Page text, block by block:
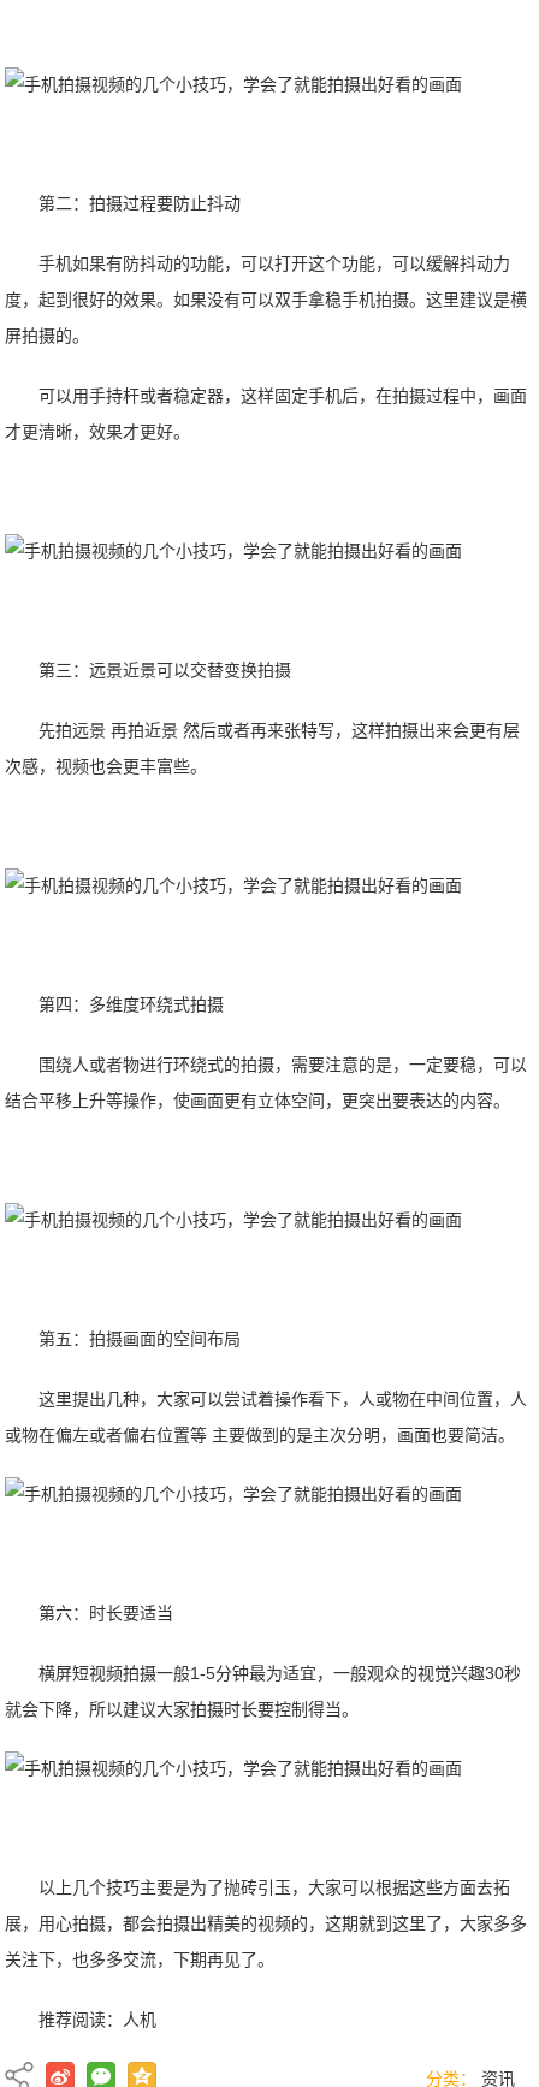
第二：拍摄过程要防止抖动
手机如果有防抖动的功能，可以打开这个功能，可以缓解抖动力
度，起到很好的效果。如果没有可以双手拿稳手机拍摄。这里建议是横
屏拍摄的。
可以用手持杆或者稳定器，这样固定手机后，在拍摄过程中，画面
才更清晰，效果才更好。
第三：远景近景可以交替变换拍摄
先拍远景 再拍近景 然后或者再来张特写，这样拍摄出来会更有层
次感，视频也会更丰富些。
第四：多维度环绕式拍摄
围绕人或者物进行环绕式的拍摄，需要注意的是，一定要稳，可以
结合平移上升等操作，使画面更有立体空间，更突出要表达的内容。
第五：拍摄画面的空间布局
这里提出几种，大家可以尝试着操作看下，人或物在中间位置，人
或物在偏左或者偏右位置等 主要做到的是主次分明，画面也要简洁。
第六：时长要适当
横屏短视频拍摄一般1-5分钟最为适宜，一般观众的视觉兴趣30秒
就会下降，所以建议大家拍摄时长要控制得当。
以上几个技巧主要是为了抛砖引玉，大家可以根据这些方面去拓
展，用心拍摄，都会拍摄出精美的视频的，这期就到这里了，大家多多
关注下，也多多交流，下期再见了。
推荐阅读： 人机
分类： 资讯